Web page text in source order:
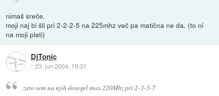
nimaš sreče.
moji naj bi šli pri 2-2-2-5 na 225mhz več pa matična ne da. (to ni
na moji plati)
DjTonic
::23. jun 2004, 19:31
zato sem na njih dosegel max 220Mhz pri 2-3-3-7